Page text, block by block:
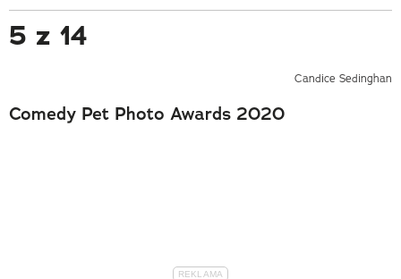
5 z 14
Candice Sedinghan
Comedy Pet Photo Awards 2020